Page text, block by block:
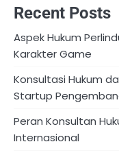
Recent Posts
Aspek Hukum
Karakter Game
Konsultasi Hukum
Startup
Peran Konsultan
Internasional